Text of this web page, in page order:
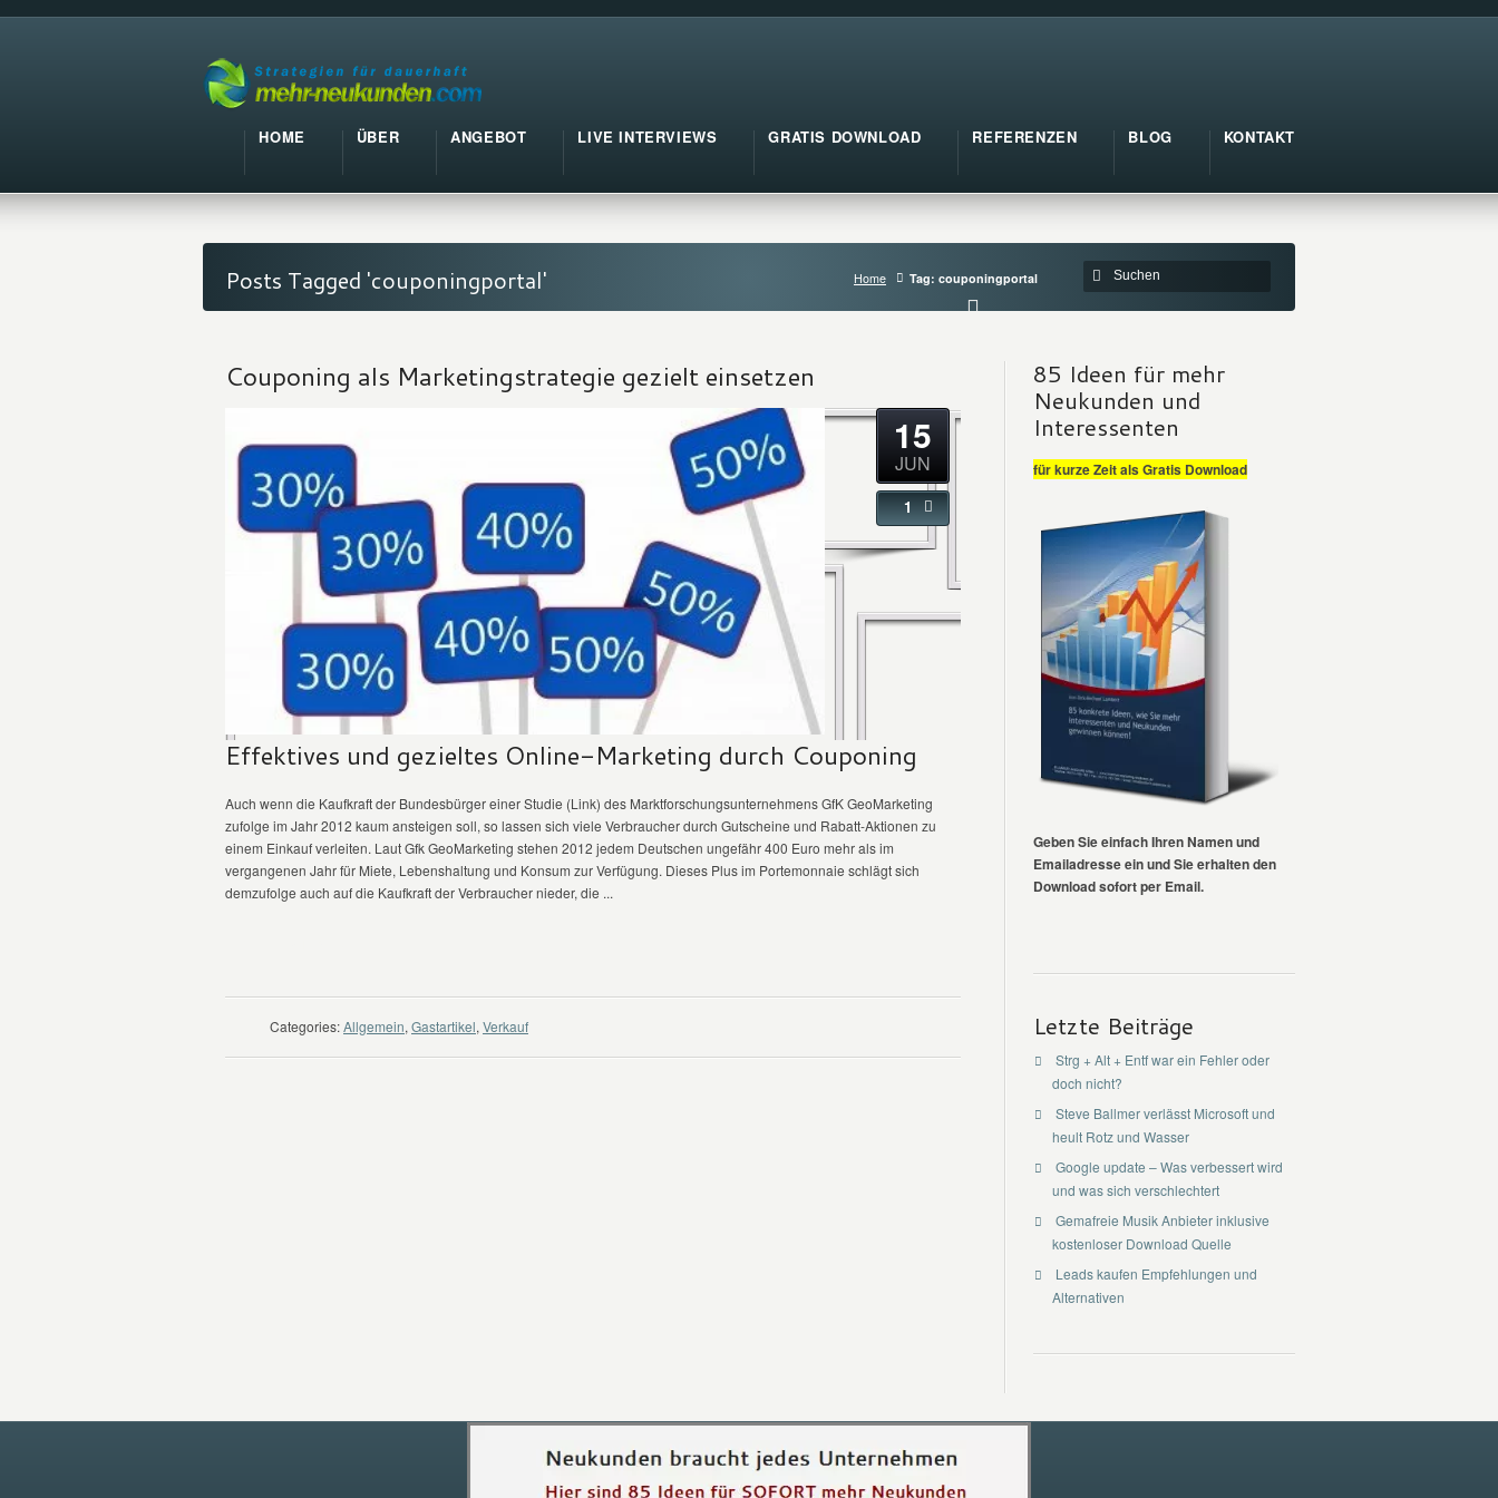
HOME ÜBER ANGEBOT LIVE INTERVIEWS GRATIS DOWNLOAD REFERENZEN BLOG KONTAKT
Posts Tagged 'couponingportal' Home Tag: couponingportal
Couponing als Marketingstrategie gezielt einsetzen
Effektives und gezieltes Online-Marketing durch Couponing
Auch wenn die Kaufkraft der Bundesbürger einer Studie (Link) des Marktforschungsunternehmens GfK GeoMarketing
zufolge im Jahr 2012 kaum ansteigen soll, so lassen sich viele Verbraucher durch Gutscheine und Rabatt-Aktionen zu
einem Einkauf verleiten. Laut Gfk GeoMarketing stehen 2012 jedem Deutschen ungefähr 400 Euro mehr als im
vergangenen Jahr für Miete, Lebenshaltung und Konsum zur Verfügung. Dieses Plus im Portemonnaie schlägt sich
demzufolge auch auf die Kaufkraft der Verbraucher nieder, die ...
15
JUN
1
Categories:Allgemein, Gastartikel, Verkauf
85 Ideen für mehr
Neukunden und
Interessenten
für kurze Zeit als Gratis Download
Geben Sie einfach Ihren Namen und
Emailadresse ein und Sie erhalten den
Download sofort per Email.
Letzte Beiträge
Strg + Alt + Entf war ein Fehler oder
doch nicht?
Steve Ballmer verlässt Microsoft und
heult Rotz und Wasser
Google update – Was verbessert wird
und was sich verschlechtert
Gemafreie Musik Anbieter inklusive
kostenloser Download Quelle
Leads kaufen Empfehlungen und
Alternativen